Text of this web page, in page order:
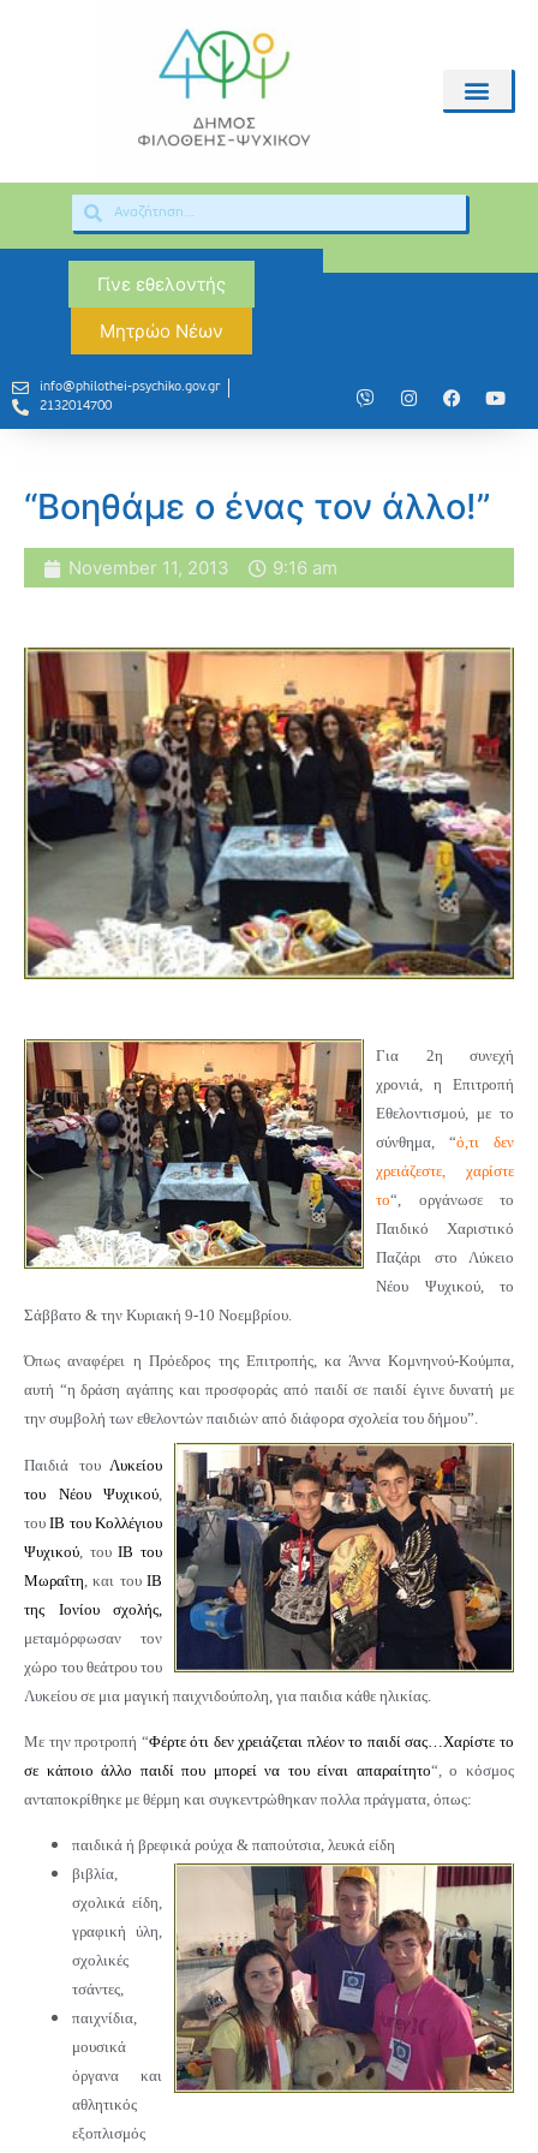
Γίνε εθελοντής
Μητρώο Νέων
info@philothei-psychiko.gov.gr
2132014700
“Βοηθάμε ο ένας τον άλλο!”
November 11, 2013 9:16 am
Για 2η συνεχή
χρονιά, η Επιτροπή
Εθελοντισμού, με το
σύνθημα, “ό,τι δεν
χρειάζεστε, χαρίστε
το“,
οργάνωσε το
Παιδικό Χαριστικό
Παζάρι στο Λύκειο
Νέου Ψυχικού, το
Σάββατο & την Κυριακή 9-10 Νοεμβρίου.
Όπως αναφέρει η Πρόεδρος της Επιτροπής, κα Άννα Κομνηνού-Κούμπα,
αυτή “η δράση αγάπης και προσφοράς από παιδί σε παιδί έγινε δυνατή με
την συμβολή των εθελοντών παιδιών από διάφορα σχολεία του δήμου”.
Παιδιά του Λυκείου
του Νέου Ψυχικού
τουΙΒ του Κολλέγιου
Ψυχικού , τουΙΒ του
Μωραΐτη , και του ΙΒ
της Ιονίου σχολής,
μεταμόρφωσαν τον
χώρο του θεάτρου του
Λυκείου σε μια μαγική παιχνιδούπολη, για παιδια κάθε ηλικίας.
Με την προτροπή “Φέρτε ότι δεν χρειάζεται πλέον το παιδί σας…Χαρίστε το
σε κάποιο άλλο παιδί που μπορεί να του είναι απαραίτητο“, ο κόσμος
ανταποκρίθηκε με θέρμη και συγκεντρώθηκαν πολλα πράγματα, όπως:
παιδικά ή βρεφικά ρούχα & παπούτσια, λευκά είδη
βιβλία,
σχολικά είδη,
γραφική ύλη,
σχολικές
τσάντες,
παιχνίδια,
μουσικά
όργανα και
αθλητικός
εξοπλισμός